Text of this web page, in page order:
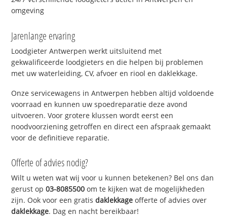
omgeving
Jarenlange ervaring
Loodgieter Antwerpen werkt uitsluitend met
gekwalificeerde loodgieters en die helpen bij problemen
met uw waterleiding, CV, afvoer en riool en daklekkage.
Onze servicewagens in Antwerpen hebben altijd voldoende
voorraad en kunnen uw spoedreparatie deze avond
uitvoeren. Voor grotere klussen wordt eerst een
noodvoorziening getroffen en direct een afspraak gemaakt
voor de definitieve reparatie.
Offerte of advies nodig?
Wilt u weten wat wij voor u kunnen betekenen? Bel ons dan
gerust op03-8085500 om te kijken wat de mogelijkheden
zijn. Ook voor een gratisdaklekkage offerte of advies over
daklekkage. Dag en nacht bereikbaar!